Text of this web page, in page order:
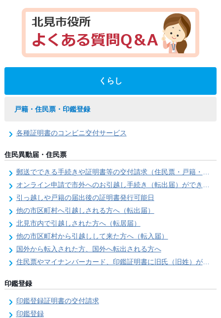
くらし
戸籍・住民票・印鑑登録
各種証明書のコンビニ交付サービス
住民異動届・住民票
郵送でできる手続きや証明書等の交付請求（住民票・戸籍・国民年金関係）
オンライン申請で市外へのお引越し手続き（転出届）ができます
引っ越しや戸籍の届出後の証明書発行可能日
他の市区町村へ引越しされる方へ（転出届）
北見市内で引越しされた方へ（転居届）
他の市区町村から引越しして来た方へ（転入届）
国外から転入された方、国外へ転出される方へ
住民票やマイナンバーカード、印鑑証明書に旧氏（旧姓）が併記できるようになりました！
印鑑登録
印鑑登録証明書の交付請求
印鑑登録